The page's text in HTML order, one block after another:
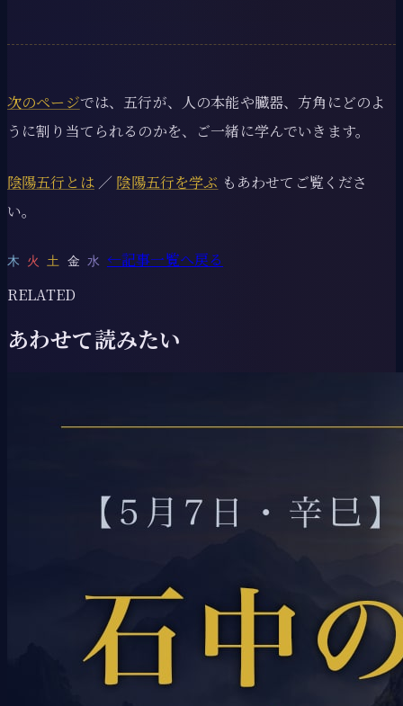
次のページでは、五行が、人の本能や臓器、方角にどのよ
うに割り当てられるのかを、ご一緒に学んでいきます。
陰陽五行とは／ 陰陽五行を学ぶ もあわせてご覧くださ
い。
木 火 土 金 水 ←記事一覧へ戻る
RELATED
あわせて読みたい